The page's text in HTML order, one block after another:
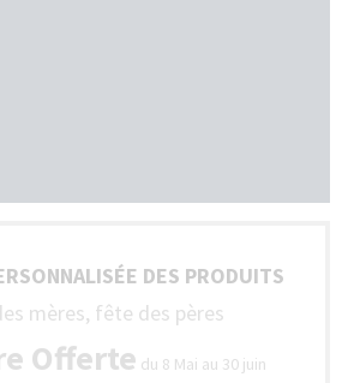
DES PRODUITS
mères, fête des pères
Offerte du 8 Mai au 30 juin